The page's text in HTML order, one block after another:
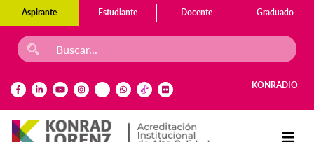
Aspirante Estudiante Docente Graduado
KONRADIO